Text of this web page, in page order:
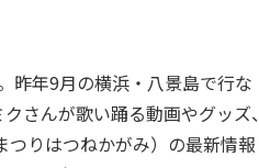
昨年9月の横浜・八景島で行な
さんが歌い踊る動画やグッズ、
つりはつねかがみ）の最新情報